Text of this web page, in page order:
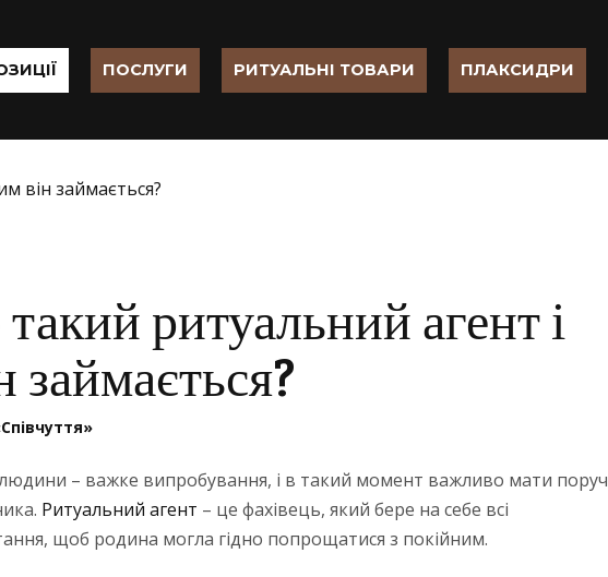
ПОСЛУГИ РИТУАЛЬНІ ТОВАРИ ПЛАКСИДРИ
ритуальний агент і
займається?
– важке випробування, і в такий момент важливо мати поруч
Ритуальний агент – це фахівець, який бере на себе всі
щоб родина могла гідно попрощатися з покійним.